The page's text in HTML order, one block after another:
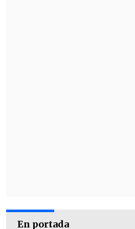
En portada